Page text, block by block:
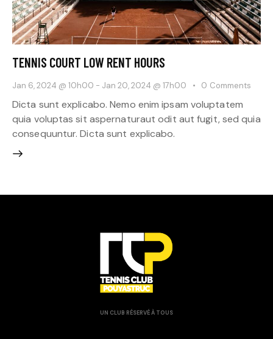
TENNIS COURT LOW RENT HOURS
Jan 6, 2024 @ 10h00 - Jan 20, 2024 @ 17h00 0 Comments
Dicta sunt explicabo. Nemo enim ipsam voluptatem
quia voluptas sit aspernaturaut odit aut fugit, sed quia
consequuntur. Dicta sunt explicabo.
UN CLUB RÉSERVÉ À TOUS